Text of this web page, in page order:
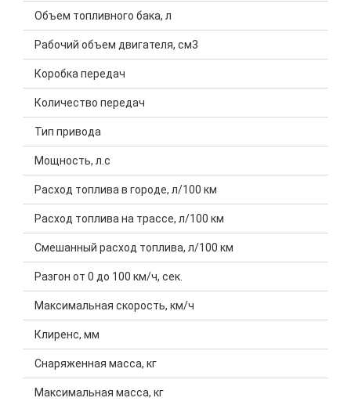
Объем топливного бака, л
Рабочий объем двигателя, см3
Коробка передач
Количество передач
Тип привода
Мощность, л.с
Расход топлива в городе, л/100 км
Расход топлива на трассе, л/100 км
Смешанный расход топлива, л/100 км
Разгон от 0 до 100 км/ч, сек.
Максимальная скорость, км/ч
Клиренс, мм
Снаряженная масса, кг
Максимальная масса, кг